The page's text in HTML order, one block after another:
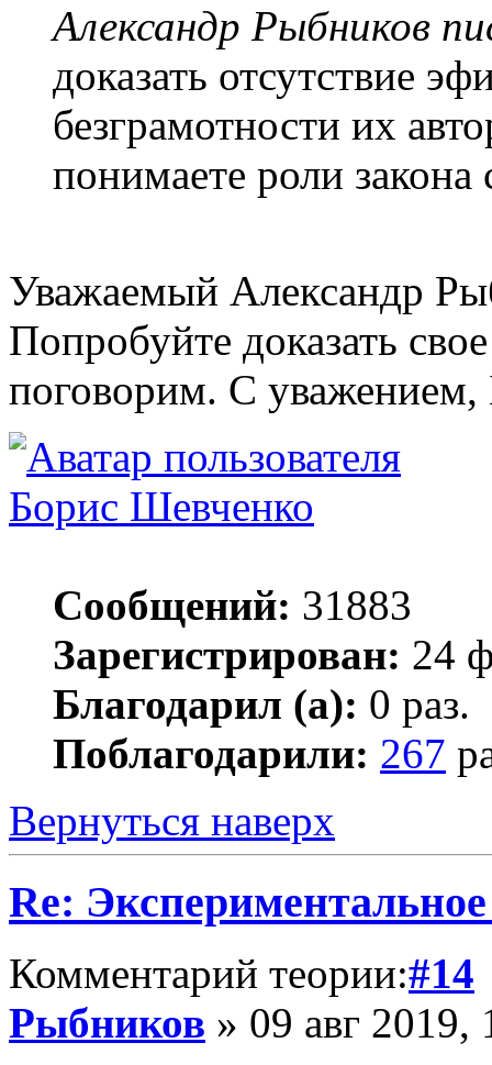
Александр Рыбников
доказать отсутствие
безграмотности их
понимаете роли
Уважаемый Александр
Попробуйте доказать
поговорим. С уважением,
Борис Шевченко
Сообщений: 31883
Зарегистрирован: 24
Благодарил (а): 0 раз.
Поблагодарили: 267
Вернуться наверх
Re:
Комментарий теории:#14
Рыбников » 09 авг 2019,